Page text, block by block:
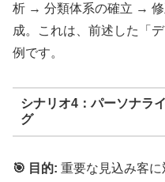
析 → 分類体系の確立 →
成。これは、前述した「
例です。
シナリオ4：パーソナラ
グ
🎯 目的: 重要な見込み客